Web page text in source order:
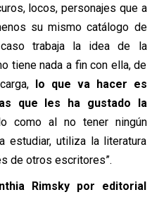
locos, personajes que a
su mismo catálogo de
trabaja la idea de la
tiene nada a fin con ella, de
lo que va hacer es
que les ha gustado la
como al no tener ningún
estudiar, utiliza la literatura
de otros escritores”.
Rimsky por editorial